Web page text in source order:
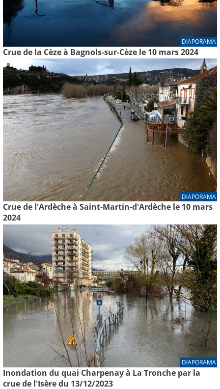
DIAPORAMA
Crue de la Cèze à Bagnols-sur-Cèze le 10 mars 2024
DIAPORAMA
Crue de l'Ardèche à Saint-Martin-d'Ardèche le 10 mars
2024
DIAPORAMA
Inondation du quai Charpenay à La Tronche par la
crue de l'Isère du 13/12/2023